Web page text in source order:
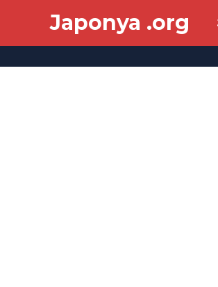
Japonya .org